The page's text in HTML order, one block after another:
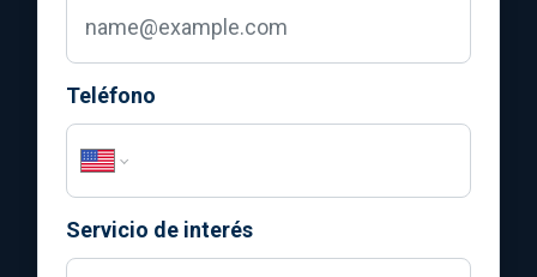
Teléfono
Servicio de interés